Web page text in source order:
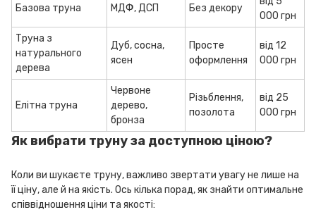
Базова труна МДФ, ДСП Без декору
000 грн
Труна з
натурального
дерева
Дуб, сосна,
ясен
Просте
оформлення
від 12
000 грн
Елітна труна
Червоне
дерево,
бронза
Різьблення,
позолота
від 25
000 грн
Як вибрати труну за доступною ціною?
Коли ви шукаєте труну, важливо звертати увагу не лише на
її ціну, але й на якість. Ось кілька порад, як знайти оптимальне
співвідношення ціни та якості: